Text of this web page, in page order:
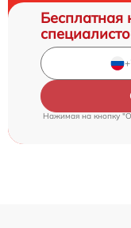
Бесплатная
Нажимая на кнопку